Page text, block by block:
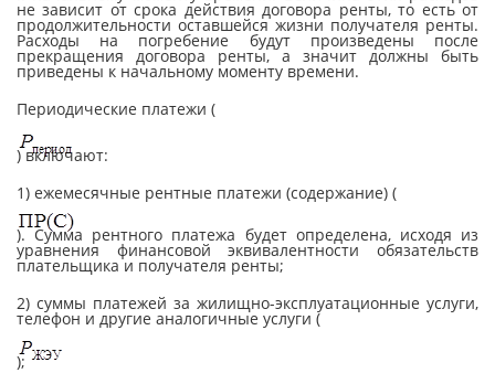
не зависит от срока действия договора ренты, то есть от
продолжительности оставшейся жизни получателя ренты.
Расходы на погребение будут произведены после
прекращения договора ренты, а значит должны быть
приведены к начальному моменту времени.
Периодические платежи (
) включают:
1) ежемесячные рентные платежи (содержание) (
). Сумма рентного платежа будет определена, исходя из
уравнения финансовой эквивалентности обязательств
плательщика и получателя ренты;
2) суммы платежей за жилищно-эксплуатационные услуги,
телефон и другие аналогичные услуги (
);